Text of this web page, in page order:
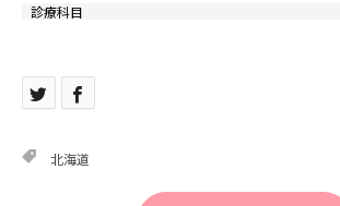
診療科目
北海道